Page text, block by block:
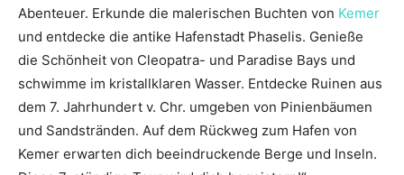
Abenteuer. Erkunde die malerischen Buchten von Kemer
und entdecke die antike Hafenstadt Phaselis. Genieße
die Schönheit von Cleopatra- und Paradise Bays und
schwimme im kristallklaren Wasser. Entdecke Ruinen aus
dem 7. Jahrhundert v. Chr. umgeben von Pinienbäumen
und Sandstränden. Auf dem Rückweg zum Hafen von
Kemer erwarten dich beeindruckende Berge und Inseln.